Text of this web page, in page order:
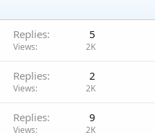
Replies 5
Views 2K
Replies 2
Views 2K
Replies 9
Views 2K